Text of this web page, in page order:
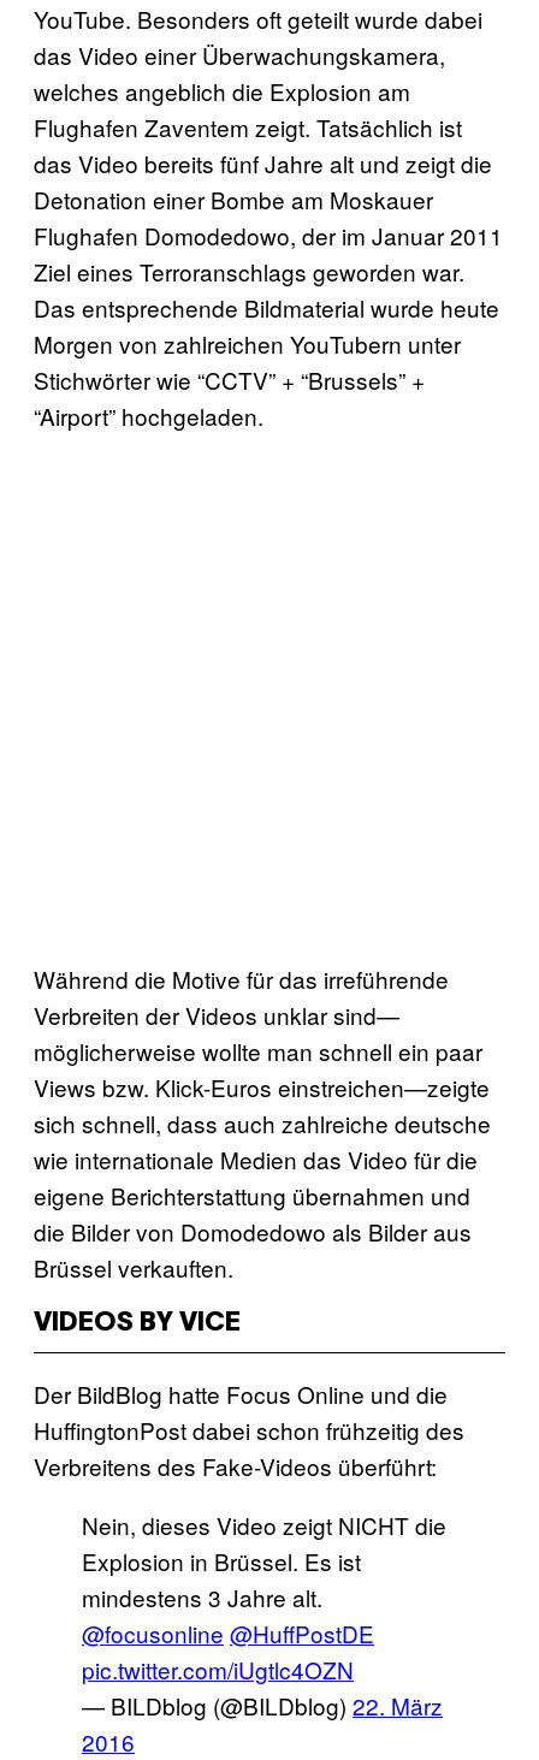
YouTube. Besonders oft geteilt wurde dabei
das Video einer Überwachungskamera,
welches angeblich die Explosion am
Flughafen Zaventem zeigt. Tatsächlich ist
das Video bereits fünf Jahre alt und zeigt die
Detonation einer Bombe am Moskauer
Flughafen Domodedowo, der im Januar 2011
Ziel eines Terroranschlags geworden war.
Das entsprechende Bildmaterial wurde heute
Morgen von zahlreichen YouTubern unter
Stichwörter wie “CCTV” + “Brussels” +
“Airport” hochgeladen.
Während die Motive für das irreführende
Verbreiten der Videos unklar sind—
möglicherweise wollte man schnell ein paar
Views bzw. Klick-Euros einstreichen—zeigte
sich schnell, dass auch zahlreiche deutsche
wie internationale Medien das Video für die
eigene Berichterstattung übernahmen und
die Bilder von Domodedowo als Bilder aus
Brüssel verkauften.
VIDEOS BY VICE
Der BildBlog hatte Focus Online und die
HuffingtonPost dabei schon frühzeitig des
Verbreitens des Fake-Videos überführt:
Nein, dieses Video zeigt NICHT die
Explosion in Brüssel. Es ist
mindestens 3 Jahre alt.
@focusonline @HuffPostDE
pic.twitter.com/iUgtlc4OZN
— BILDblog (@BILDblog) 22. März
2016